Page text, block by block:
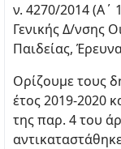
ν. 4270/2014 (Α΄
Γενικής Δ/νσης
Παιδείας,
Ορίζουμε τους
έτος 2019-2020
της παρ. 4 του